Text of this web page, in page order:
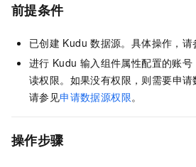
前提条件
已创建 Kudu 数据源。具体操作，请
进行 Kudu 输入组件属性配置的账
读权限。如果没有权限，则需要申请
请参见申请数据源权限。
操作步骤